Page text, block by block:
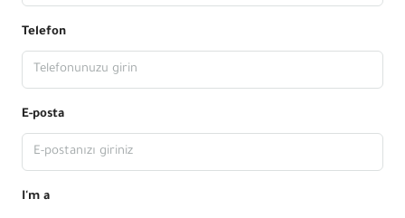
Telefon
E-posta
I'm a